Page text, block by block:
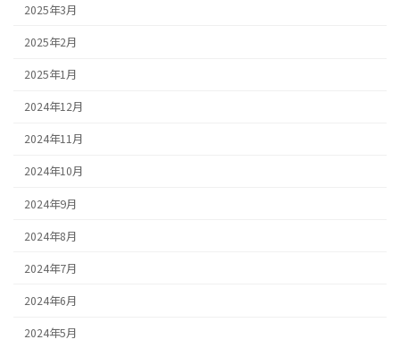
2025年3月
2025年2月
2025年1月
2024年12月
2024年11月
2024年10月
2024年9月
2024年8月
2024年7月
2024年6月
2024年5月